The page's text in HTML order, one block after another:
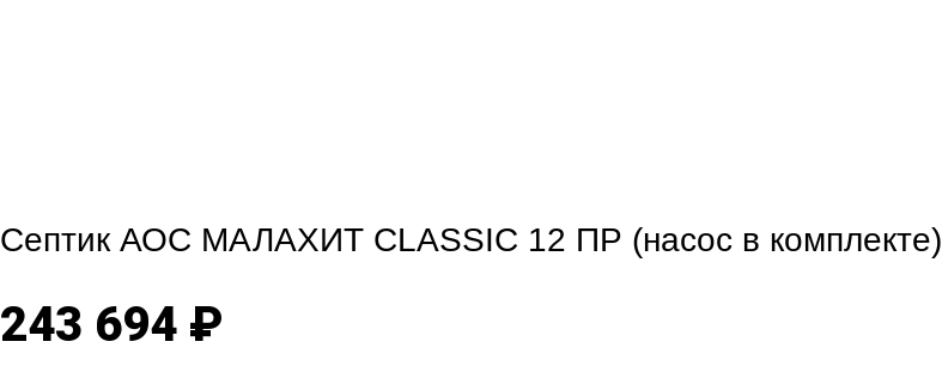
Септик АОС МАЛАХИТ CLASSIC 12 ПР (насос в комплекте)
243 694 ₽